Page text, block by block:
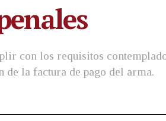
con los requisitos
de la factura de pago del arma.